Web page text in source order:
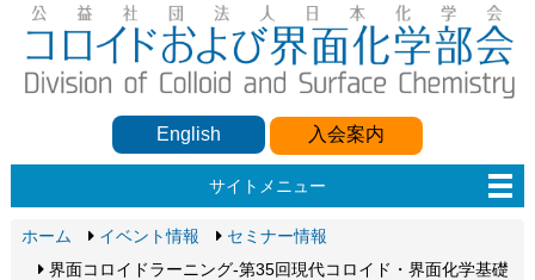
English 入会案内
サイトメニュー
ホーム イベント情報
セミナー情報
界面コロイドラーニング-第35回現代コロイド・界面化学基礎